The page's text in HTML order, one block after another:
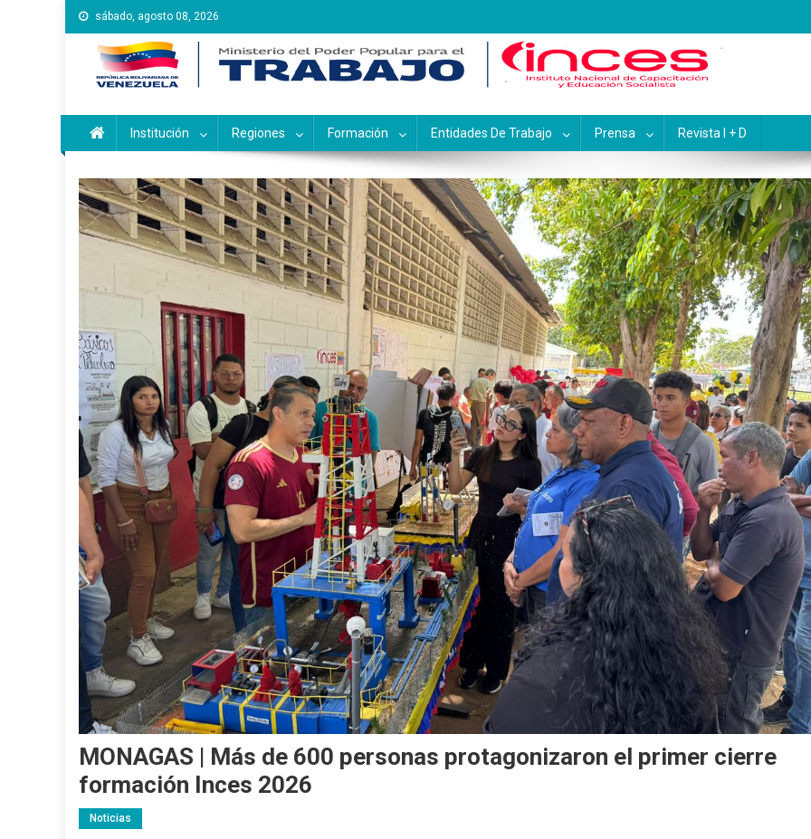
Saltar
al
contenido
sábado, agosto 08, 2026
Instituto Nacional de Capacitación y Educación
Inces
Institución Regiones Formación Entidades De Trabajo Prensa Revista I + D
MONAGAS | Más de 600 personas protagonizaron el primer cierre
formación Inces 2026
Noticias